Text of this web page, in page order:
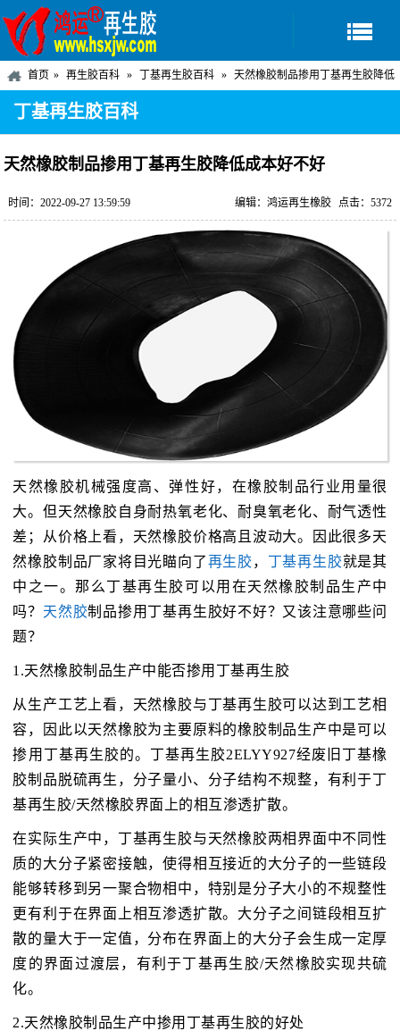
首页 再生胶百科 丁基再生胶百科 天然橡胶制品掺用丁基再生胶降低
成本好不好
丁基再生胶百科
天然橡胶制品掺用丁基再生胶降低成本好不好
时间：2022-09-27 13:59:59 点击：5372
编辑：鸿运再生橡胶
天然橡胶机械强度高、弹性好，在橡胶制品行业用量很
大。但天然橡胶自身耐热氧老化、耐臭氧老化、耐气透性
差；从价格上看，天然橡胶价格高且波动大。因此很多天
然橡胶制品厂家将目光瞄向了再生胶， 丁基再生胶就是其
中之一。那么丁基再生胶可以用在天然橡胶制品生产中
吗？ 天然胶制品掺用丁基再生胶好不好？又该注意哪些问
题？
1.天然橡胶制品生产中能否掺用丁基再生胶
从生产工艺上看，天然橡胶与丁基再生胶可以达到工艺相
容，因此以天然橡胶为主要原料的橡胶制品生产中是可以
掺用丁基再生胶的。丁基再生胶2ELYY927经废旧丁基橡
胶制品脱硫再生，分子量小、分子结构不规整，有利于丁
基再生胶/天然橡胶界面上的相互渗透扩散。
在实际生产中，丁基再生胶与天然橡胶两相界面中不同性
质的大分子紧密接触，使得相互接近的大分子的一些链段
能够转移到另一聚合物相中，特别是分子大小的不规整性
更有利于在界面上相互渗透扩散。大分子之间链段相互扩
散的量大于一定值，分布在界面上的大分子会生成一定厚
度的界面过渡层，有利于丁基再生胶/天然橡胶实现共硫
化。
2.天然橡胶制品生产中掺用丁基再生胶的好处